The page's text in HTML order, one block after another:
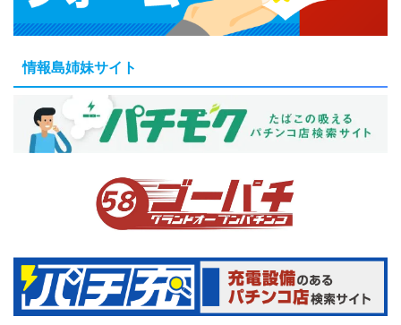
情報島姉妹サイト